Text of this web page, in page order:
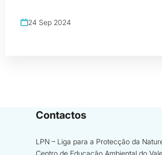
24 Sep 2024
Contactos
LPN – Liga para a Protecção da
Centro de Educação Ambiental do